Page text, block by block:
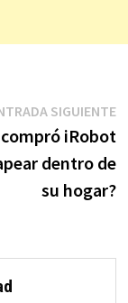
SIGUIENTE
iRobot
dentro de
su hogar?